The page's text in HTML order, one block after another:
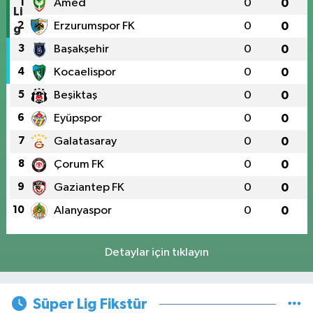
Amed 0 0
2 Erzurumspor FK 0 0
3 Başakşehir 0 0
4 Kocaelispor 0 0
5 Beşiktaş 0 0
6 Eyüpspor 0 0
7 Galatasaray 0 0
8 Çorum FK 0 0
9 Gaziantep FK 0 0
10 Alanyaspor 0 0
Detaylar için tıklayın
Süper Lig Fikstür